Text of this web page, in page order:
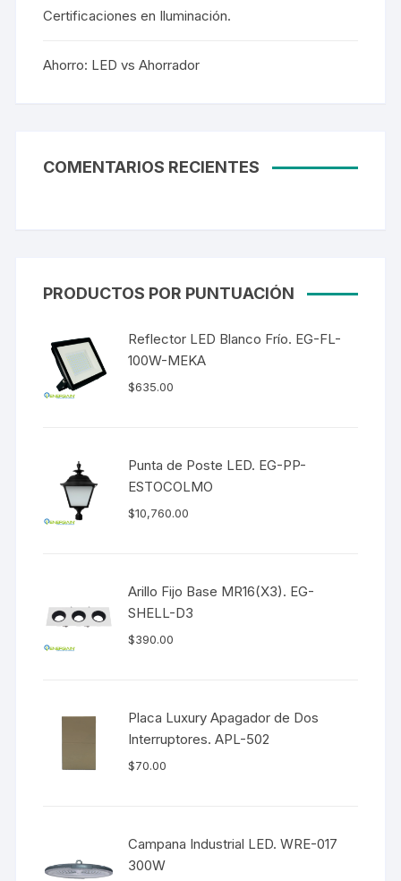
Certificaciones en Iluminación.
Ahorro: LED vs Ahorrador
COMENTARIOS RECIENTES
PRODUCTOS POR PUNTUACIÓN
Reflector LED Blanco Frío. EG-FL-
100W-MEKA
$635.00
Punta de Poste LED. EG-PP-
ESTOCOLMO
$10,760.00
Arillo Fijo Base MR16(X3). EG-
SHELL-D3
$390.00
Placa Luxury Apagador de Dos
Interruptores. APL-502
$70.00
Campana Industrial LED. WRE-017
300W